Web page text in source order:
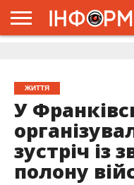
ЖИТТЯ
У
зустріч із
полону